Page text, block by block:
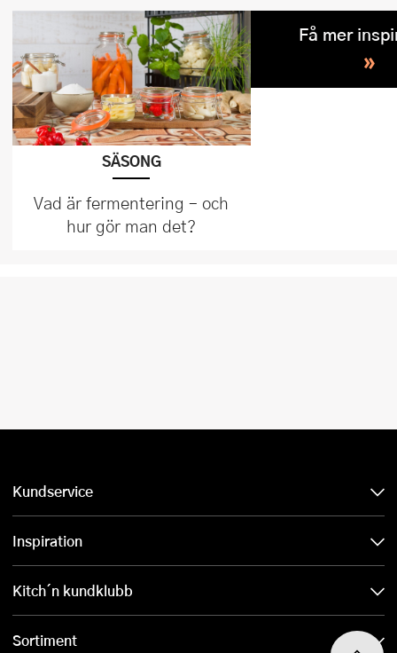
SÄSONG
Vad är fermentering – och
hur gör man det?
Få mer
»
Kundservice
Inspiration
Kitch´n kundklubb
Sortiment